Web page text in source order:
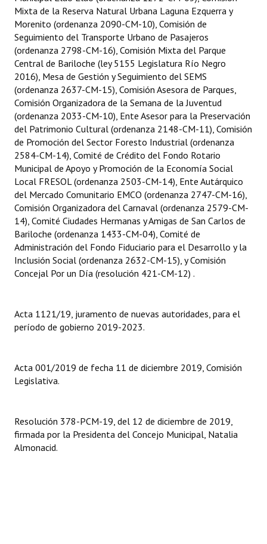
Premio al Mérito - Registro
Audiencias Públicas - Registro
Mujeres que Dejaron Huellas - Registro
Periodistas Decanos - Registro
Ciudadano Ilustre - Registro
Banca del Vecino - Registro
Huéspedes de Honor - Registro
Antiguos Pobladores - Registro
Reconocimientos - Registro
Bariloche, Municipio intercultural
Entrega de distinciones
REFORMA DE LA CARTA ORGÁNICA
Mixta de la Reserva Natural Urbana Laguna Ezquerra y
Morenito (ordenanza 2090-CM-10), Comisión de
Seguimiento del Transporte Urbano de Pasajeros
(ordenanza 2798-CM-16), Comisión Mixta del Parque
Central de Bariloche (ley 5155 Legislatura Río Negro
2016), Mesa de Gestión y Seguimiento del SEMS
(ordenanza 2637-CM-15), Comisión Asesora de Parques,
Comisión Organizadora de la Semana de la Juventud
(ordenanza 2033-CM-10), Ente Asesor para la Preservación
del Patrimonio Cultural (ordenanza 2148-CM-11), Comisión
de Promoción del Sector Foresto Industrial (ordenanza
2584-CM-14), Comité de Crédito del Fondo Rotario
Municipal de Apoyo y Promoción de la Economía Social
Local FRESOL (ordenanza 2503-CM-14), Ente Autárquico
del Mercado Comunitario EMCO (ordenanza 2747-CM-16),
Comisión Organizadora del Carnaval (ordenanza 2579-CM-
14), Comité Ciudades Hermanas y Amigas de San Carlos de
Bariloche (ordenanza 1433-CM-04), Comité de
Administración del Fondo Fiduciario para el Desarrollo y la
Inclusión Social (ordenanza 2632-CM-15), y Comisión
Concejal Por un Día (resolución 421-CM-12) .
Acta 1121/19, juramento de nuevas autoridades, para el
período de gobierno 2019-2023.
Acta 001/2019 de fecha 11 de diciembre 2019, Comisión
Legislativa.
Resolución 378-PCM-19, del 12 de diciembre de 2019,
firmada por la Presidenta del Concejo Municipal, Natalia
Almonacid.